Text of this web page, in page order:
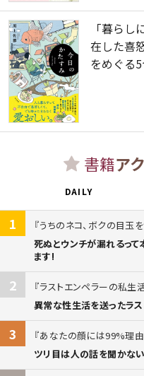
「暮ら
在した喜
をめぐる5
書籍ア
DAILY
1
うちのネコ、ボクの目玉
死ぬとウンチが漏れるっ
ます!
2
ラストエンペラーの私生
異常な性生活を送ったラ
3
あなたの顔には99%理
ツリ目は人の話を聞かな